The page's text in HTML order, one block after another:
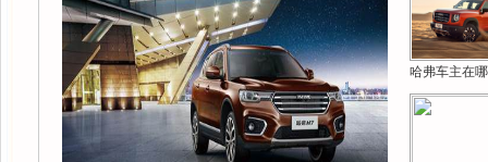
哈弗车主在